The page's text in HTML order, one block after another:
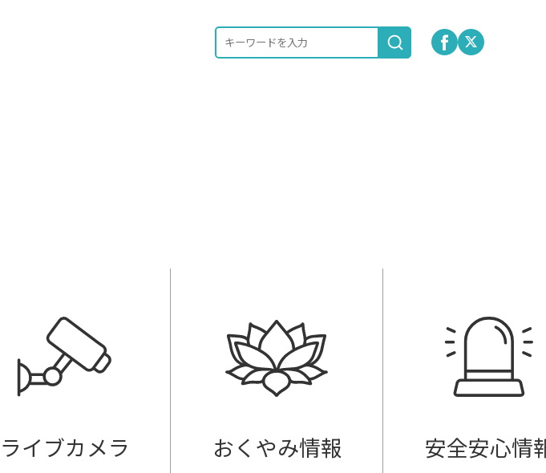
ライブカメラ おくやみ情報 安全安心情